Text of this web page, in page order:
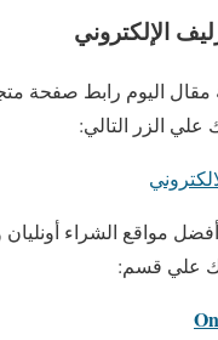
الإلكتروني
الزر التالي:
مواقع الشراء أونليان
علي قسم: